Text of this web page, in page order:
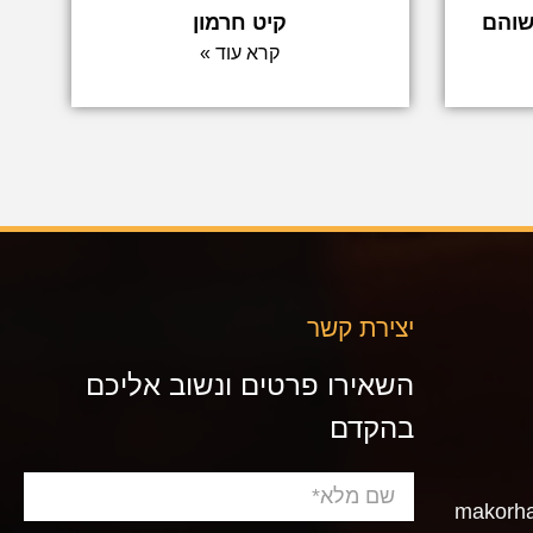
קיט חרמון
קרא עוד »
יצירת קשר
השאירו פרטים ונשוב אליכם
בהקדם